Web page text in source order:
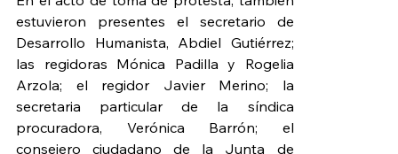
estuvieron presentes el secretario de
Desarrollo Humanista, Abdiel Gutiérrez;
las regidoras Mónica Padilla y Rogelia
Arzola; el regidor Javier Merino; la
secretaria particular de la síndica
procuradora, Verónica Barrón; el
consejero ciudadano de la Junta de